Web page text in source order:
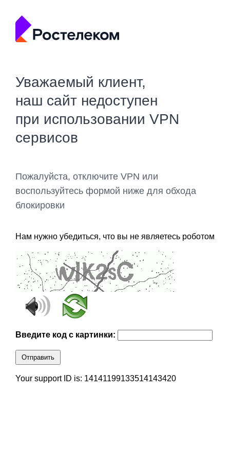
Уважаемый клиент,
наш сайт недоступен
при использовании VPN
сервисов
Пожалуйста, отключите VPN или
воспользуйтесь формой ниже для обхода
блокировки
Нам нужно убедиться, что вы не являетесь роботом
Введите код с картинки:
Отправить
Your support ID is: 14141199133514143420